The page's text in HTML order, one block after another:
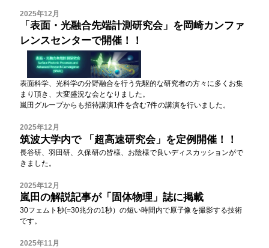
2025年12月
「表面・光融合先端計測研究会 」を岡崎カンファ
レンスセンターで開催！！
表面科学、光科学の分野融合を行う先駆的な研究者の方々に多くお集
まり頂き、大変盛況な会となりました。
嵐田グループからも招待講演1件を含む7件の講演を行いました。
2025年12月
筑波大学内で「超高速研究会」 を定例開催！！
長谷研、羽田研、久保研の皆様、お陰様で良いディスカッションがで
きました。
2025年12月
嵐田の解説記事が「 固体物理 」誌に掲載
30フェムト秒(=30兆分の1秒）の短い時間内で原子像を撮影する技術
です。
2025年11月